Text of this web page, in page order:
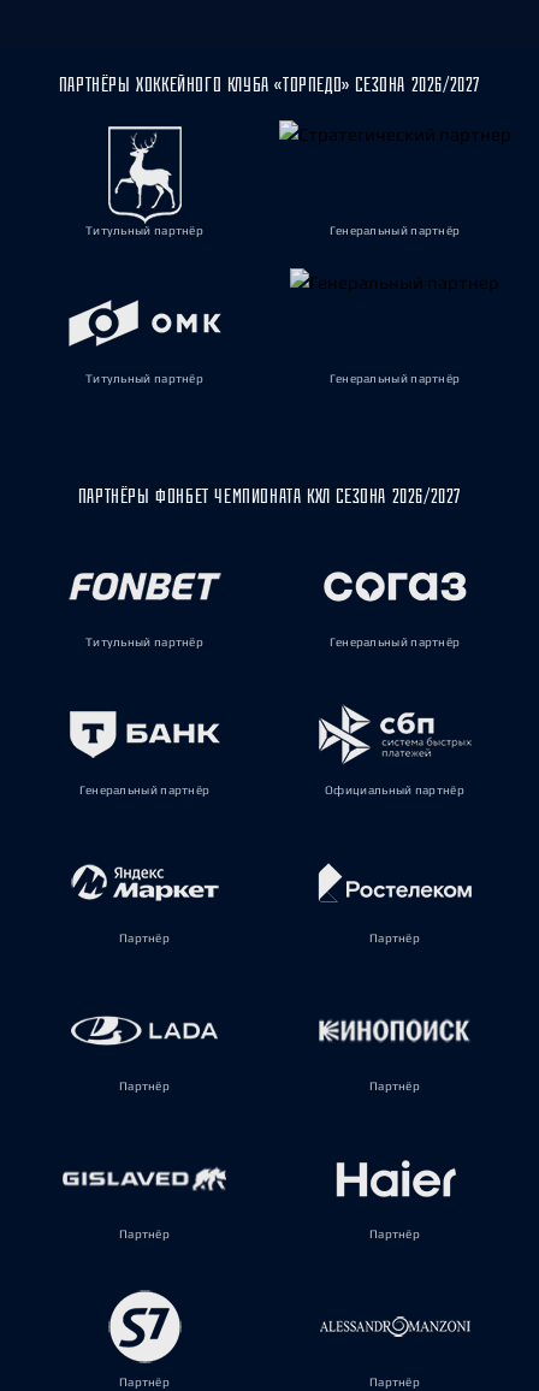
ПАРТНЁРЫ ХОККЕЙНОГО КЛУБА «ТОРПЕДО» СЕЗОНА 2026/2027
Титульный партнёр Генеральный партнёр
Титульный партнёр Генеральный партнёр
ПАРТНЁРЫ ФОНБЕТ ЧЕМПИОНАТА КХЛ СЕЗОНА 2026/2027
Титульный партнёр Генеральный партнёр
Генеральный партнёр Официальный партнёр
Партнёр Партнёр
Партнёр Партнёр
Партнёр Партнёр
Партнёр Партнёр